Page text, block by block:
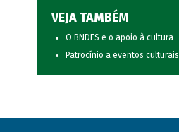
VEJA TAMBÉM
O BNDES e o apoio à cultura
Patrocínio a eventos culturais